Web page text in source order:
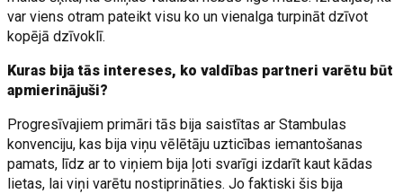
var viens otram pateikt visu ko un vienalga turpināt dzīvot
kopējā dzīvoklī.
Kuras bija tās intereses, ko valdības partneri varētu būt
apmierinājuši?
Progresīvajiem primāri tās bija saistītas ar Stambulas
konvenciju, kas bija viņu vēlētāju uzticības iemantošanas
pamats, līdz ar to viņiem bija ļoti svarīgi izdarīt kaut kādas
lietas, lai viņi varētu nostiprināties. Jo faktiski šis bija